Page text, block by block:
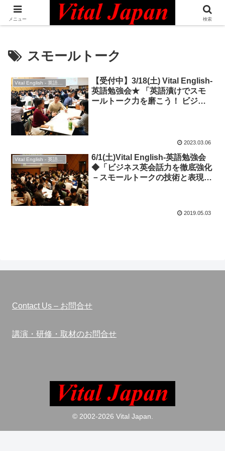
日本最大級の英語コミュニティ・Bilingual Professionals Network
スモールトーク
Vital English - 英語勉強会
【受付中】3/18(土) Vital English-
英語勉強会★ 「英語漬けでスモ
ールトーク力を磨こう！ ビジネ
2023.03.06
Vital English - 英語勉強会
6/1(土)Vital English-英語勉強会
◆「ビジネス英会話力を徹底強化
－スモールトークの技術と表現」
2019.05.03
Contact Us – お問合せ
講演・研修・取材のお問合せ
© 2002-2026 Vital Japan.
メニュー 検索